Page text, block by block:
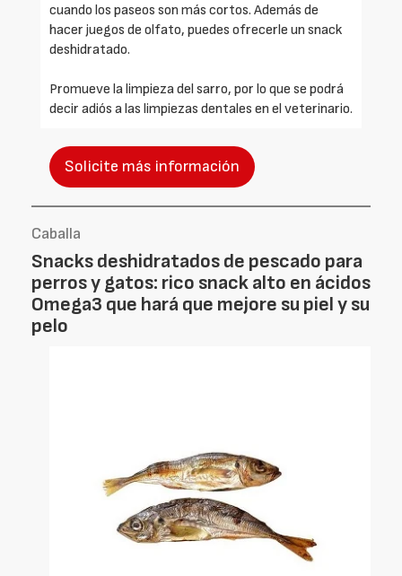
cuando los paseos son más cortos. Además de
hacer juegos de olfato, puedes ofrecerle un snack
deshidratado.
Promueve la limpieza del sarro, por lo que se podrá
decir adiós a las limpiezas dentales en el veterinario.
Solicite más información
Caballa
Snacks deshidratados de pescado para
perros y gatos: rico snack alto en ácidos
Omega3 que hará que mejore su piel y su
pelo